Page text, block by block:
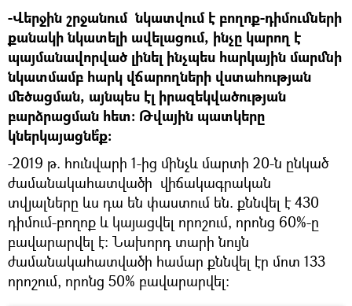
-Վերջին շրջանում նկատվում է բողոք-դիմումների
քանակի նկատելի ավելացում, ինչը կարող է
պայմանավորված լինել ինչպես հարկային մարմնի
նկատմամբ հարկ վճարողների վստահության
մեծացման, այնպես էլ իրազեկվածության
բարձրացման հետ: Թվային պատկերը
կներկայացնե՞ք։
-2019 թ. հունվարի 1-ից մինչև մարտի 20-ն ընկած
ժամանակահատվածի վիճակագրական
տվյալները ևս դա են փաստում են. քննվել է 430
դիմում-բողոք և կայացվել որոշում, որոնց 60%-ը
բավարարվել է: Նախորդ տարի նույն
ժամանակահատվածի համար քննվել էր մոտ 133
որոշում, որոնց 50% բավարարվել: